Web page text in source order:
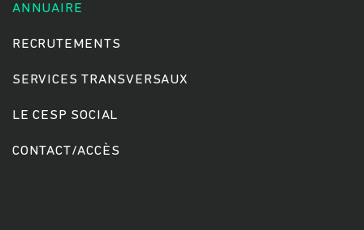
ANNUAIRE
RECRUTEMENTS
SERVICES TRANSVERSAUX
LE CESP SOCIAL
CONTACT/ACCÈS